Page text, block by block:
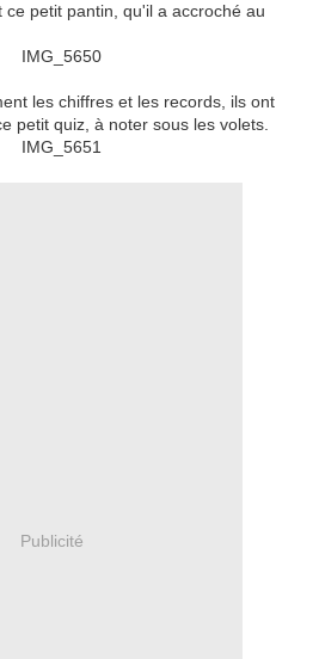
petit pantin, qu'il a accroché au
les chiffres et les records, ils ont
petit quiz, à noter sous les volets.
Publicité